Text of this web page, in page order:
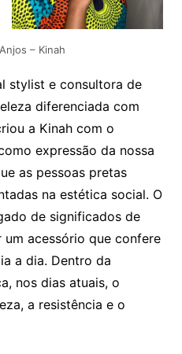
– Kinah
stylist e consultora de
diferenciada com
a Kinah com o
expressão da nossa
as pessoas pretas
na estética social. O
de significados de
acessório que confere
a dia. Dentro da
nos dias atuais, o
a resistência e o